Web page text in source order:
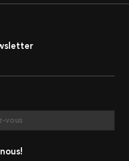
vous